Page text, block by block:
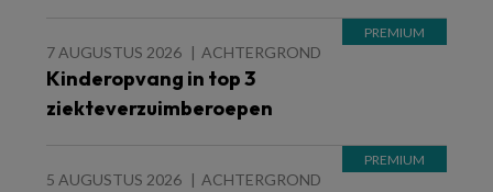
7 AUGUSTUS 2026 ACHTERGROND
Kinderopvang in top 3
ziekteverzuimberoepen
5 AUGUSTUS 2026 ACHTERGROND